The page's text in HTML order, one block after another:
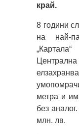
край.
8 години
на най-
метра и
без
млн. лв.